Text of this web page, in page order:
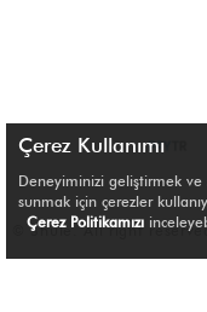
© Shule. All right
Çerez Kullanımı
Deneyiminizi geliştirmek ve
sunmak için çerezler
Çerez Politikamızı